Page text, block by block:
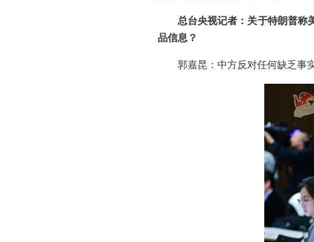
总台央视记者：关于特朗普称
品信息？
郭嘉昆：中方反对任何缺乏事